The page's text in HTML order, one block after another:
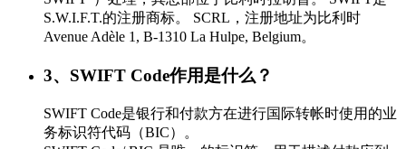
S.W.I.F.T.的注册商标。 SCRL，注册地址为比利时
Avenue Adèle 1, B-1310 La Hulpe, Belgium。
3、SWIFT Code作用是什么？
SWIFT Code是银行和付款方在进行国际转帐时使用的业
务标识符代码（BIC）。